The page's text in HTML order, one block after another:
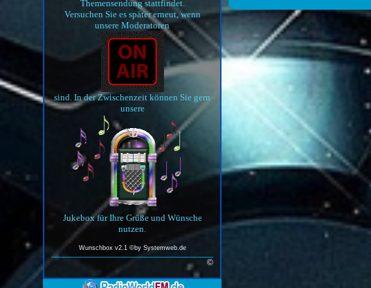
Themensendung stattfindet.
Versuchen Sie es später erneut, wenn
unsere Moderatoren
sind. In der Zwischenzeit können Sie gern
unsere
Jukebox für Ihre Grüße und Wünsche
nutzen.
Wunschbox v2.1 ©by Systemweb.de
©